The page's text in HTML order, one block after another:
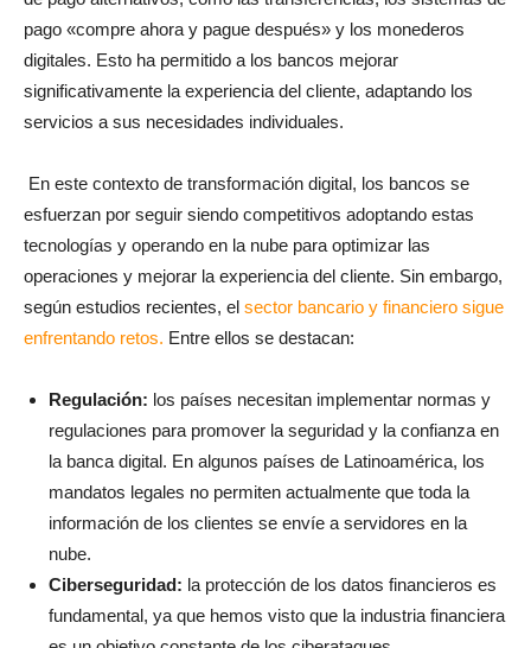
pago «compre ahora y pague después» y los monederos
digitales. Esto ha permitido a los bancos mejorar
significativamente la experiencia del cliente, adaptando los
servicios a sus necesidades individuales.
En este contexto de transformación digital, los bancos se
esfuerzan por seguir siendo competitivos adoptando estas
tecnologías y operando en la nube para optimizar las
operaciones y mejorar la experiencia del cliente. Sin embargo,
según estudios recientes, el sector bancario y financiero sigue
enfrentando retos. Entre ellos se destacan:
Regulación: los países necesitan implementar normas y
regulaciones para promover la seguridad y la confianza en
la banca digital. En algunos países de Latinoamérica, los
mandatos legales no permiten actualmente que toda la
información de los clientes se envíe a servidores en la
nube.
Ciberseguridad: la protección de los datos financieros es
fundamental, ya que hemos visto que la industria financiera